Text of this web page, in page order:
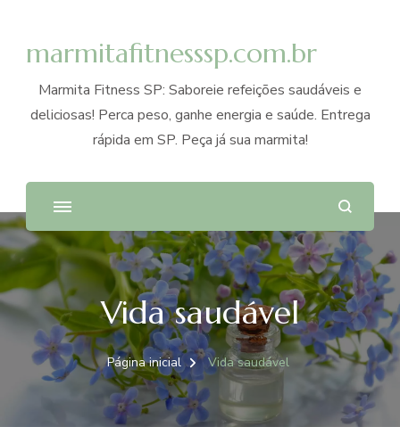
marmitafitnesssp.com.br
Marmita Fitness SP: Saboreie refeições saudáveis e
deliciosas! Perca peso, ganhe energia e saúde. Entrega
rápida em SP. Peça já sua marmita!
Vida saudável
Página inicial Vida saudável